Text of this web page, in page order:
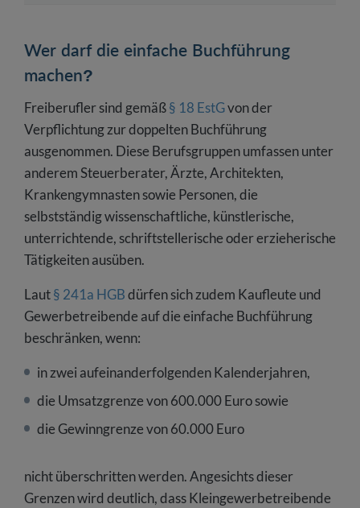
Wer darf die einfache Buchführung
machen?
Freiberufler sind gemäß§ 18 EstGvon der
Verpflichtung zur doppelten Buchführung
ausgenommen. Diese Berufsgruppen umfassen unter
anderem Steuerberater, Ärzte, Architekten,
Krankengymnasten sowie Personen, die
selbstständig wissenschaftliche, künstlerische,
unterrichtende, schriftstellerische oder erzieherische
Tätigkeiten ausüben.
Laut§ 241a HGBdürfen sich zudem Kaufleute und
Gewerbetreibende auf die einfache Buchführung
beschränken, wenn:
in zwei aufeinanderfolgenden Kalenderjahren,
die Umsatzgrenze von 600.000 Euro sowie
die Gewinngrenze von 60.000 Euro
nicht überschritten werden. Angesichts dieser
Grenzen wird deutlich, dass Kleingewerbetreibende